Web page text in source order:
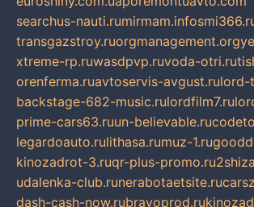
searchus-nauti.rumirmam.info
transgazstroy.ruorgmanagement.org
xtreme-rp.ruwasdpvp.ruvoda-otri.ru
orenferma.ruavtoservis-avgust.rulord-
backstage-682-music.rulordfilm7.ru
prime-cars63.ruun-believable.ru
legardoauto.rulithasa.rumuz-1.ru
kinozadrot-3.ruqr-plus-promo.ru
udalenka-club.runerabotaetsite.ru
dash-cash-now.rubravoprod.ru